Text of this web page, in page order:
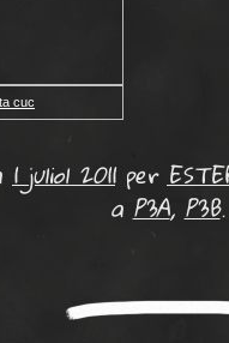
cuc
1 juliol 2011per
aP3A,P3B